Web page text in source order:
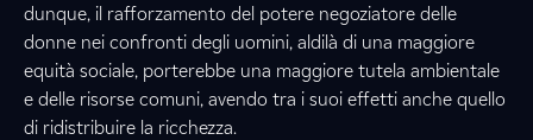
dunque, il rafforzamento del potere negoziatore delle
donne nei confronti degli uomini, aldilà di una maggiore
equità sociale, porterebbe una maggiore tutela ambientale
e delle risorse comuni, avendo tra i suoi effetti anche quello
di ridistribuire la ricchezza.